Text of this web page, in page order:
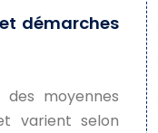
démarches
moyennes
varient selon